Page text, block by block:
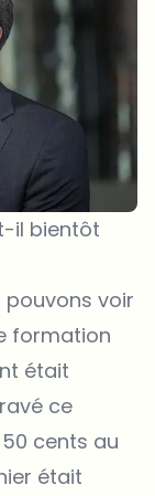
t-il bientôt
pouvons voir
formation
était
ce
cents au
était